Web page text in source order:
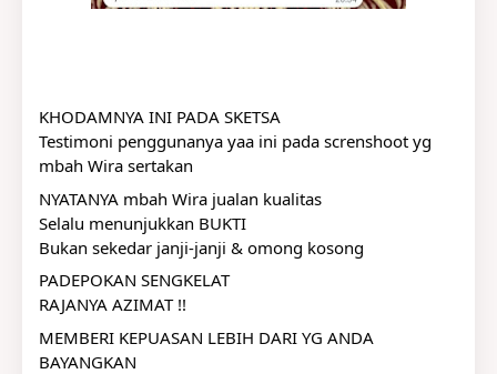
KHODAMNYA INI PADA SKETSA
Testimoni penggunanya yaa ini pada screnshoot yg
mbah Wira sertakan
NYATANYA mbah Wira jualan kualitas
Selalu menunjukkan BUKTI
Bukan sekedar janji-janji & omong kosong
PADEPOKAN SENGKELAT
RAJANYA AZIMAT !!
MEMBERI KEPUASAN LEBIH DARI YG ANDA
BAYANGKAN